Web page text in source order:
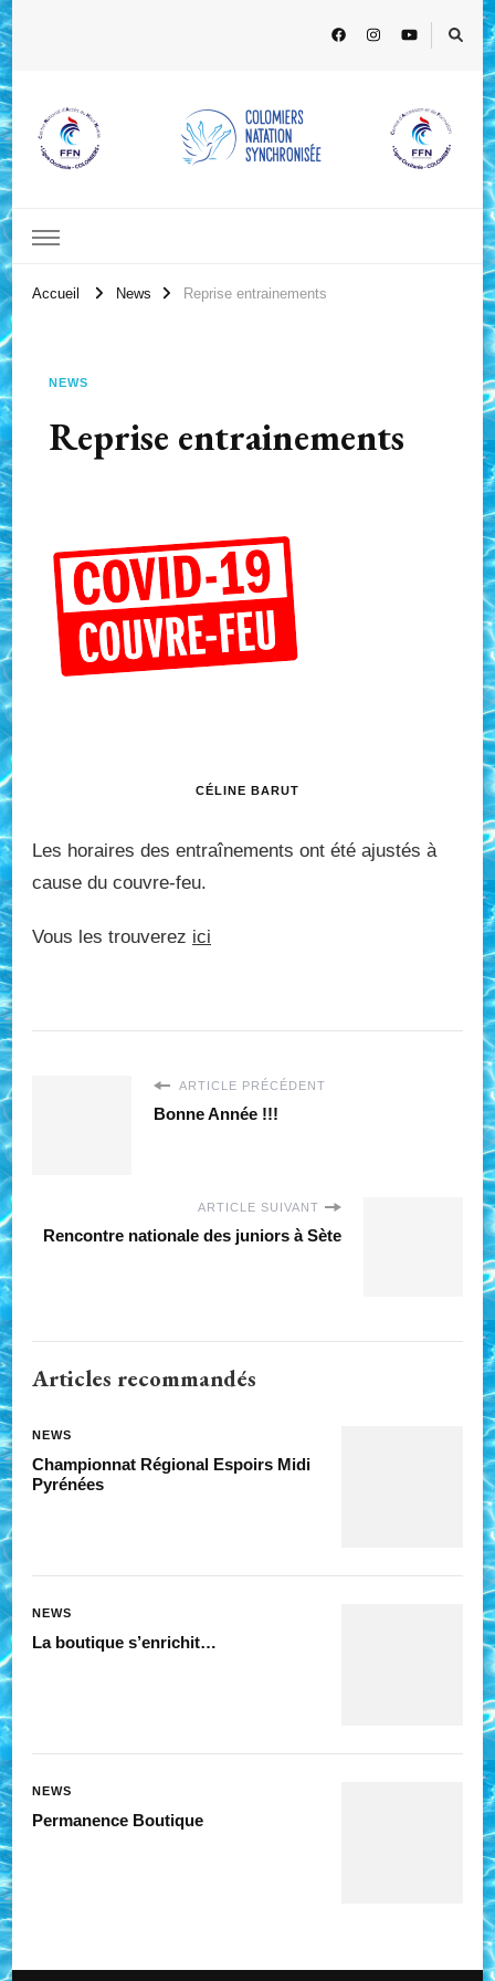
Accueil News Reprise entrainements
NEWS
Reprise entrainements
CÉLINE BARUT
Les horaires des entraînements ont été ajustés à
cause du couvre-feu.
Vous les trouverez ici
ARTICLE PRÉCÉDENT
Bonne Année !!!
ARTICLE SUIVANT
Rencontre nationale des juniors à Sète
Articles recommandés
NEWS
Championnat Régional Espoirs Midi
Pyrénées
NEWS
La boutique s’enrichit…
NEWS
Permanence Boutique